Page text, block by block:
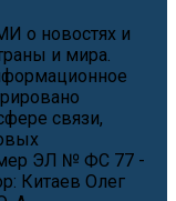
о новостях и
и мира.
связи,
ЭЛ № ФС 77 -
Китаев Олег